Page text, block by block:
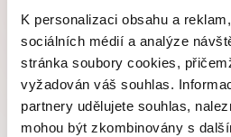
K personalizaci obsahu a
sociálních médií a analýze
stránka soubory cookies,
vyžadován váš souhlas.
partnery udělujete souhlas,
mohou být zkombinovány s
Součást platformy
brand monitoring